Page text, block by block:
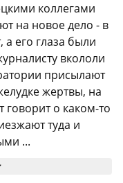
коллегами
на новое дело - в
его глаза были
вкололи
присылают
жертвы, на
говорит о каком-то
туда и
...